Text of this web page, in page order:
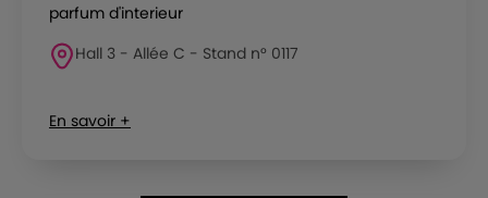
parfum d'interieur
Hall 3 - Allée C - Stand n° 0117
En savoir +